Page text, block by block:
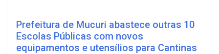
Prefeitura de Mucuri abastece outras 10
Escolas Públicas com novos
equipamentos e utensílios para Cantinas